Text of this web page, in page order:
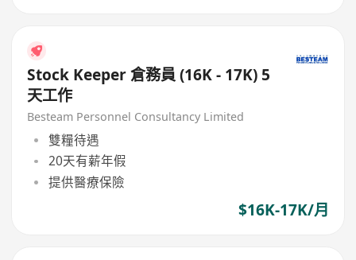
Stock Keeper 倉務員 (16K - 17K) 5
天工作
Besteam Personnel Consultancy Limited
雙糧待遇
20天有薪年假
提供醫療保險
$16K-17K/月